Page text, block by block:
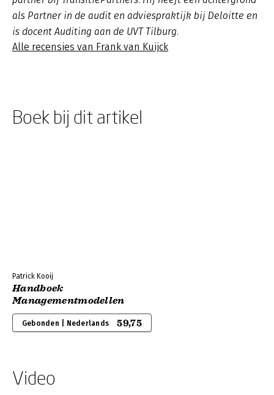
als Partner in de audit en adviespraktijk bij Deloitte en
is docent Auditing aan de UVT Tilburg.
Alle recensies van Frank van Kuijck
Boek bij dit artikel
Patrick Kooij
Handboek
Managementmodellen
Gebonden | Nederlands 59,75
Video